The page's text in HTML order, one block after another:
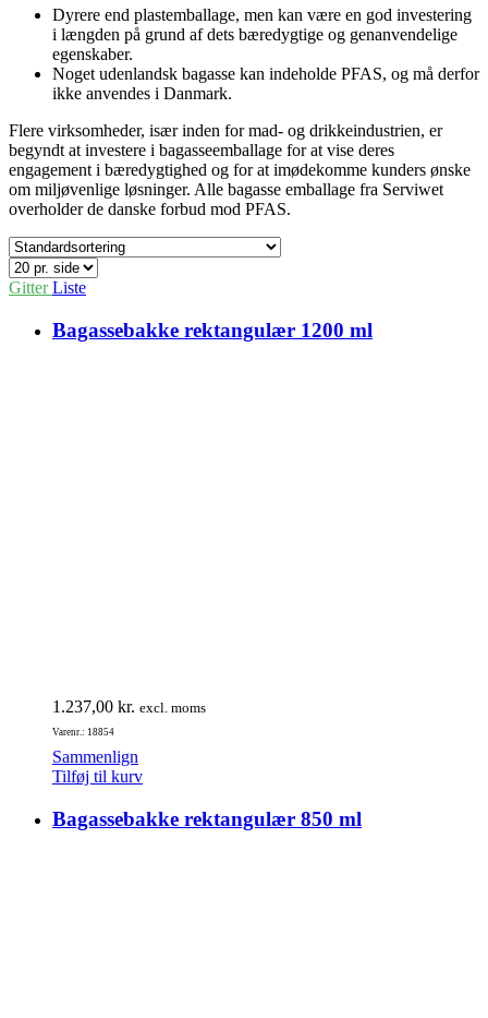
Dyrere end plastemballage, men kan være en god investering
i længden på grund af dets bæredygtige og genanvendelige
egenskaber.
Noget udenlandsk bagasse kan indeholde PFAS, og må derfor
ikke anvendes i Danmark.
Flere virksomheder, især inden for mad- og drikkeindustrien, er
begyndt at investere i bagasseemballage for at vise deres
engagement i bæredygtighed og for at imødekomme kunders ønske
om miljøvenlige løsninger. Alle bagasse emballage fra Serviwet
overholder de danske forbud mod PFAS.
GitterListe
Bagassebakke rektangulær 1200 ml
1.237,00 kr. excl. moms
Varenr.: 18854
Sammenlign
Tilføj til kurv
Bagassebakke rektangulær 850 ml